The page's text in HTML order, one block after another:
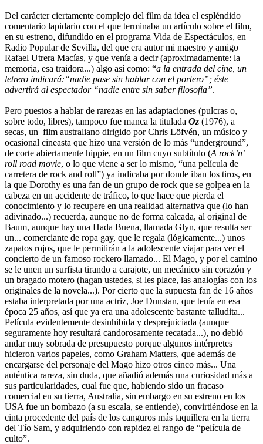
Del carácter ciertamente complejo del film da idea el espléndido
comentario lapidario con el que terminaba un artículo sobre el film,
en su estreno, difundido en el programa Vida de Espectáculos, en
Radio Popular de Sevilla, del que era autor mi maestro y amigo
Rafael Utrera Macías, y que venía a decir (aproximadamente: la
memoria, esa traidora...) algo así como: “a la entrada del cine, un
letrero indicará:“nadie pase sin hablar con el portero”; éste
advertirá al espectador “nadie entre sin saber filosofía”.
Pero puestos a hablar de rarezas en las adaptaciones (pulcras o,
sobre todo, libres), tampoco fue manca la titulada Oz (1976), a
secas, un film australiano dirigido por Chris Löfvén, un músico y
ocasional cineasta que hizo una versión de lo más “underground”,
de corte abiertamente hippie, en un film cuyo subtítulo (A rock’n’
roll road movie, o lo que viene a ser lo mismo, “una película de
carretera de rock and roll”) ya indicaba por donde iban los tiros, en
la que Dorothy es una fan de un grupo de rock que se golpea en la
cabeza en un accidente de tráfico, lo que hace que pierda el
conocimiento y lo recupere en una realidad alternativa que (lo han
adivinado...) recuerda, aunque no de forma calcada, al original de
Baum, aunque hay una Hada Buena, llamada Glyn, que resulta ser
un... comerciante de ropa gay, que le regala (lógicamente...) unos
zapatos rojos, que le permitirán a la adolescente viajar para ver el
concierto de un famoso rockero llamado... El Mago, y por el camino
se le unen un surfista tirando a carajote, un mecánico sin corazón y
un bragado motero (hagan ustedes, si les place, las analogías con los
originales de la novela...). Por cierto que la supuesta fan de 16 años
estaba interpretada por una actriz, Joe Dunstan, que tenía en esa
época 25 años, así que ya era una adolescente bastante talludita...
Película evidentemente desinhibida y desprejuiciada (aunque
seguramente hoy resultará candorosamente recatada...), no debió
andar muy sobrada de presupuesto porque algunos intérpretes
hicieron varios papeles, como Graham Matters, que además de
encargarse del personaje del Mago hizo otros cinco más... Una
auténtica rareza, sin duda, que añadió además una curiosidad más a
sus particularidades, cual fue que, habiendo sido un fracaso
comercial en su tierra, Australia, sin embargo en su estreno en los
USA fue un bombazo (a su escala, se entiende), convirtiéndose en la
cinta procedente del país de los canguros más taquillera en la tierra
del Tío Sam, y adquiriendo con rapidez el rango de “película de
culto”.